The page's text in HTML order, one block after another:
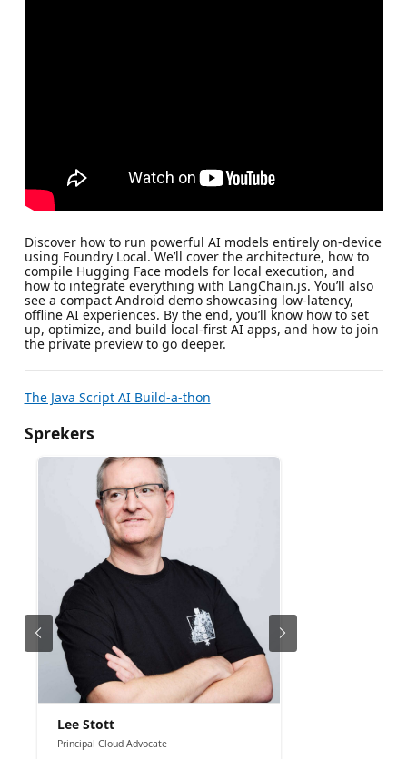
Discover how to run powerful AI models entirely on-device
using Foundry Local. We’ll cover the architecture, how to
compile Hugging Face models for local execution, and
how to integrate everything with LangChain.js. You’ll also
see a compact Android demo showcasing low-latency,
offline AI experiences. By the end, you’ll know how to set
up, optimize, and build local-first AI apps, and how to join
the private preview to go deeper.
The Java Script AI Build-a-thon
Sprekers
Lee Stott
Principal Cloud Advocate